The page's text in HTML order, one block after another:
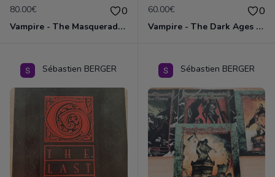
80.00€ 0
Vampire - The Masquerade - Ensemble des 3 livres "Book of Nod"
60.00€ 0
Vampire - The Dark Ages - 2 clanbooks Baali & Salubri
Sébastien BERGER Sébastien BERGER